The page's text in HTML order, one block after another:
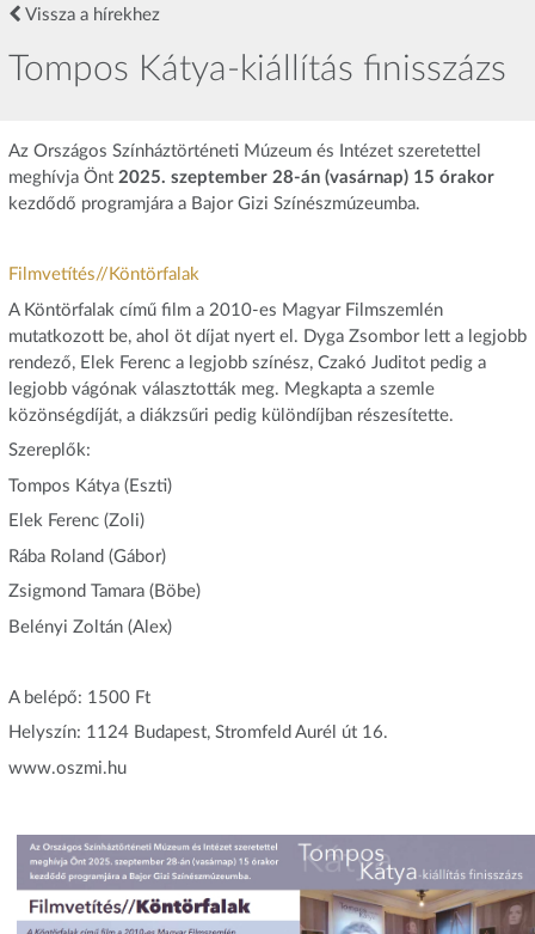
Vissza a hírekhez
Tompos Kátya-kiállítás finisszázs
Az Országos Színháztörténeti Múzeum és Intézet szeretettel
meghívja Önt 2025. szeptember 28-án (vasárnap) 15 órakor
kezdődő programjára a Bajor Gizi Színészmúzeumba.
Filmvetítés//Köntörfalak
A Köntörfalak című film a 2010-es Magyar Filmszemlén
mutatkozott be, ahol öt díjat nyert el. Dyga Zsombor lett a legjobb
rendező, Elek Ferenc a legjobb színész, Czakó Juditot pedig a
legjobb vágónak választották meg. Megkapta a szemle
közönségdíját, a diákzsűri pedig különdíjban részesítette.
Szereplők:
Tompos Kátya (Eszti)
Elek Ferenc (Zoli)
Rába Roland (Gábor)
Zsigmond Tamara (Böbe)
Belényi Zoltán (Alex)
A belépő: 1500 Ft
Helyszín: 1124 Budapest, Stromfeld Aurél út 16.
www.oszmi.hu